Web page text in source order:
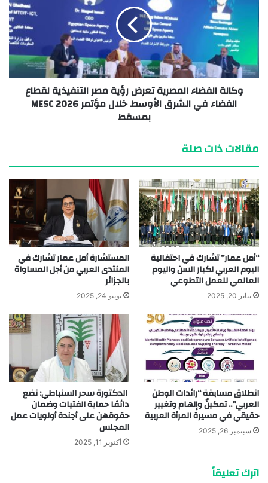
وكالة الفضاء المصرية تعرض رؤية مصر التنفيذية لقطاع
الفضاء في الشرق الأوسط خلال مؤتمر MESC 2026
بمسقط
مقالات ذات صلة
“أمل عمار” تشارك في احتفالية
اليوم العربي لكبار السن واليوم
العالمي للعمل التطوعي
يناير 20, 2025
المستشارة أمل عمار تشارك في
المنتدى العربي من أجل المساواة
بالجزائر
يونيو 24, 2025
انطلاق مسابقة “رائدات الوطن
العربي”.. تمكينٌ وإلهام وتغيير
حقيقي في مسيرة المرأة العربية
سبتمبر 26, 2025
الدكتورة سحر السنباطي: نضع
دائمًا حماية الفتيات وضمان
حقوقهن على أجندة أولويات عمل
المجلس
أكتوبر 11, 2025
اترك تعليقاً